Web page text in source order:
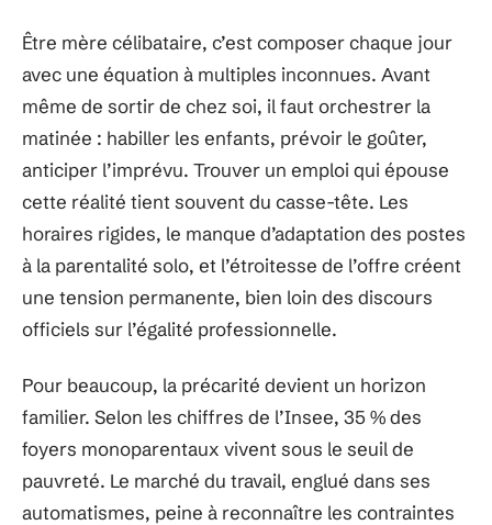
Être mère célibataire, c’est composer chaque jour
avec une équation à multiples inconnues. Avant
même de sortir de chez soi, il faut orchestrer la
matinée : habiller les enfants, prévoir le goûter,
anticiper l’imprévu. Trouver un emploi qui épouse
cette réalité tient souvent du casse-tête. Les
horaires rigides, le manque d’adaptation des postes
à la parentalité solo, et l’étroitesse de l’offre créent
une tension permanente, bien loin des discours
officiels sur l’égalité professionnelle.
Pour beaucoup, la précarité devient un horizon
familier. Selon les chiffres de l’Insee, 35 % des
foyers monoparentaux vivent sous le seuil de
pauvreté. Le marché du travail, englué dans ses
automatismes, peine à reconnaître les contraintes